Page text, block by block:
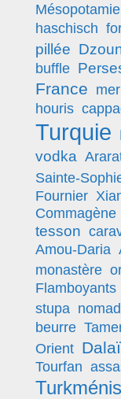
Mésopotamie
haschisch
pillée
buffle
France mer
houris
Turquie
vodka
Sainte-
Fournier
Commagène
tesson
Amou-Daria
monastère
Flamboyants
stupa
beurre
Orient Dalaï
Tourfan